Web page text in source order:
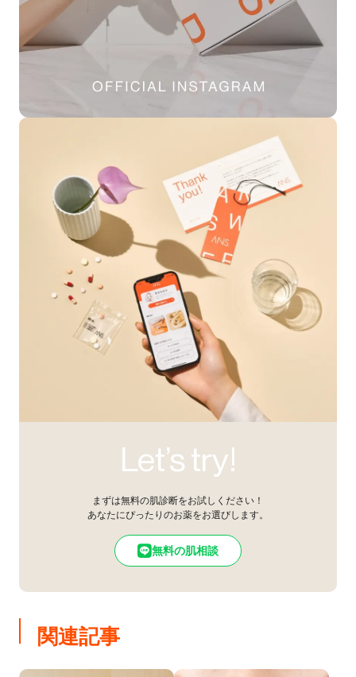
Let’s try!
まずは無料の肌診断をお試しください！
あなたにぴったりのお薬をお選びします。
無料の肌相談
関連記事